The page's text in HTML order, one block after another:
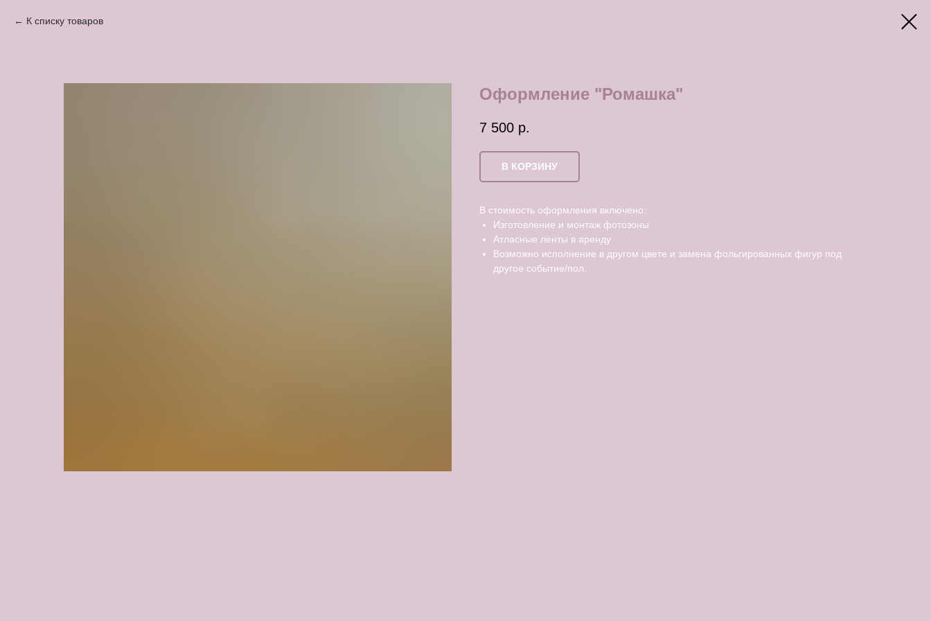
К списку товаров
Оформление "Ромашка"
7 500 р.
В КОРЗИНУ
В стоимость оформления включено:
Изготовление и монтаж фотозоны
Атласные ленты в аренду
Возможно исполнение в другом цвете и замена фольгированных фигур под
другое событие/пол.